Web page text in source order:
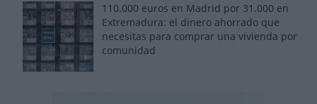
110.000 euros en Madrid por 31.000 en
Extremadura: el dinero ahorrado que
necesitas para comprar una vivienda por
comunidad